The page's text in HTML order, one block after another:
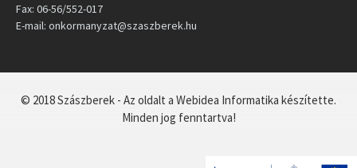
Fax: 06-56/552-017
E-mail: onkormanyzat@szaszberek.hu
© 2018 Szászberek - Az oldalt a Webidea Informatika készítette.
Minden jog fenntartva!